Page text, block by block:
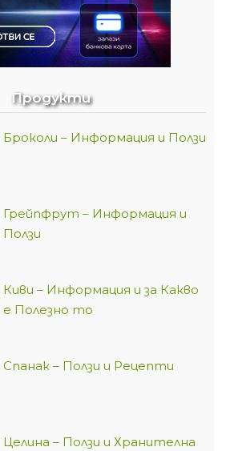
Продукти
Броколи – Информация и Ползи
Грейпфрут – Информация и
Ползи
Киви – Информация и за Какво
е Полезно то
Спанак – Ползи и Рецепти
Целина – Ползи и Хранителна